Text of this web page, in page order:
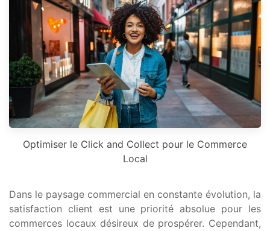
Optimiser le Click and Collect pour le Commerce
Local
Dans le paysage commercial en constante évolution, la
satisfaction client est une priorité absolue pour les
commerces locaux désireux de prospérer. Cependant,